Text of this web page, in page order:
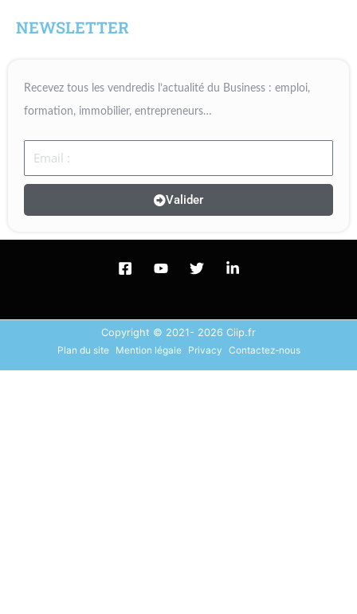
NEWSLETTER
Recevez tous les vendredis l’actualité du Business : emploi,
formation, immobilier, entrepreneurs…
Email
Valider
Copyright © 2021- 2026 Ciip.fr
Plan du site Mention légale Privacy Contactez-nous